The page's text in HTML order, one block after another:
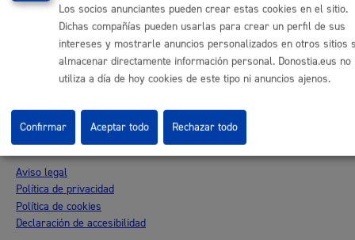
Síguenos en redes sociales
© Donostiako Udala - Ayuntamiento de Donostia / San Sebastián
Ijentea 1, 20003 Donostia / San Sebastián
Aviso legal
Política de privacidad
Política de cookies
Declaración de accesibilidad
Los socios anunciantes pueden crear estas cookies en el sitio.
Dichas compañías pueden usarlas para crear un perfil de sus
intereses y mostrarle anuncios personalizados en otros sitios
almacenar directamente información personal. Donostia.eus no
utiliza a día de hoy cookies de este tipo ni anuncios ajenos.
Rechazar todo
Confirmar Aceptar todo